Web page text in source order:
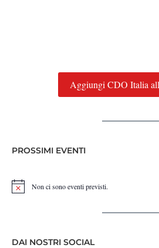
Aggiungi CDO Italia
PROSSIMI EVENTI
Notice Non ci sono eventi previsti.
DAI NOSTRI SOCIAL